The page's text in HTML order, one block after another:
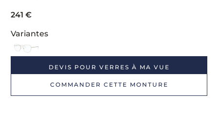
241€
Variantes
DEVIS POUR VERRES À MA VUE
COMMANDER CETTE MONTURE